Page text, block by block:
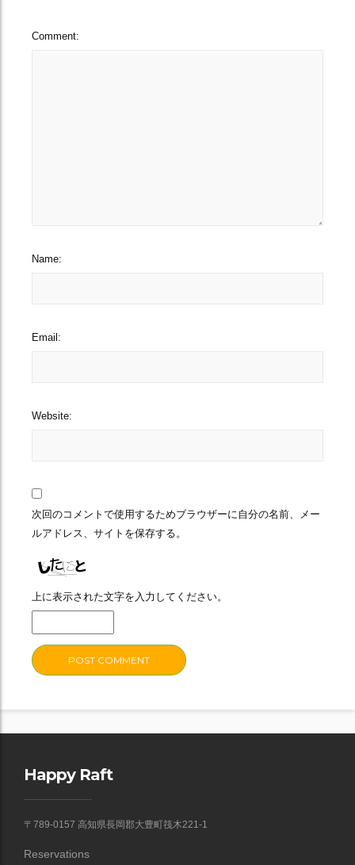
Comment:
Name:
Email:
Website:
次回のコメントで使用するためブラウザーに自分の名前、メー
ルアドレス、サイトを保存する。
上に表示された文字を入力してください。
Happy Raft
〒789-0157 高知県長岡郡大豊町筏木221-1
Reservations